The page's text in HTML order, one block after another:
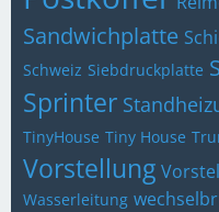
Sandwichplatte
Schweiz Siebdruckplatte
Sprinter
TinyHouse Tiny House
Vorstellung
Wasserleitung